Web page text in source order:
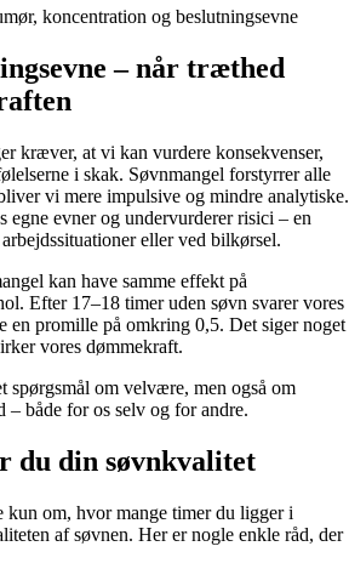
koncentration og beslutningsevne
– når træthed
kræver, at vi kan vurdere konsekvenser,
i skak. Søvnmangel forstyrrer alle
vi mere impulsive og mindre analytiske.
egne evner og undervurderer risici – en
eller ved bilkørsel.
kan have samme effekt på
Efter 17–18 timer uden søvn svarer vores
en promille på omkring 0,5. Det siger noget
vores dømmekraft.
spørgsmål om velvære, men også om
– både for os selv og for andre.
du din søvnkvalitet
kun om, hvor mange timer du ligger i
af søvnen. Her er nogle enkle råd, der